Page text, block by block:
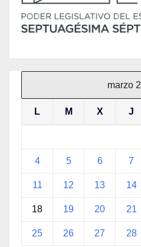
marzo
L M X J
4 5 6 7
11 12 13 14
18 19 20 21
25 26 27 28